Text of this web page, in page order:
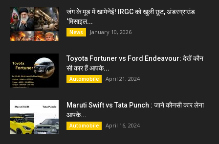
जंग के मूड में खामेनेई! IRGC को खुली छूट, अंडरग्राउंड
‘मिसाइल...
News January 10, 2026
Toyota Fortuner vs Ford Endeavour: देखें कौन
सी कार हैं आपके...
Automobile April 21, 2024
Maruti Swift vs Tata Punch : जाने कौनसी कार लेना
आपके...
Automobile April 16, 2024